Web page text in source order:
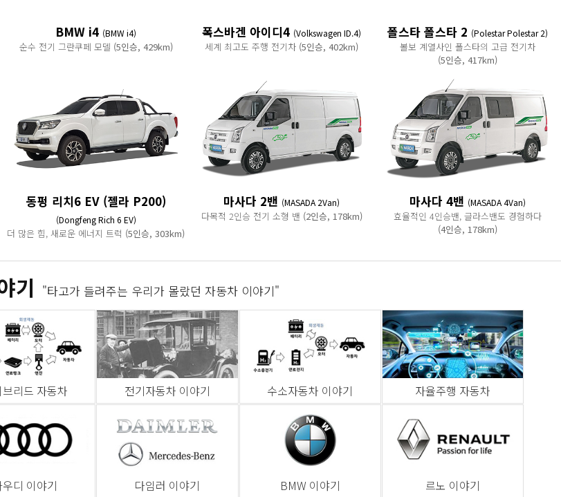
BMW i4 (BMW i4)
순수 전기 그란쿠페 모델 (5인승, 429km)
폭스바겐 아이디4 (Volkswagen ID.4)
세계 최고도 주행 전기차 (5인승, 402km)
폴스타 폴스타 2 (Polestar Polestar 2)
볼보 계열사인 폴스타의 고급 전기차
(5인승, 417km)
동펑 리치6 EV (젤라 P200)
(Dongfeng Rich 6 EV)
더 많은 힘, 새로운 에너지 트럭 (5인승, 303km)
마사다 2밴 (MASADA 2Van)
다목적 2인승 전기 소형 밴 (2인승, 178km)
마사다 4밴 (MASADA 4Van)
효율적인 4인승밴, 글라스밴도 경험하다
(4인승, 178km)
기 "타고가 들려주는 우리가 몰랐던 자동차 이야기"
리드 자동차 전기자동차 이야기 수소자동차 이야기 자율주행 자동차
우디 이야기 다임러 이야기 BMW 이야기 르노 이야기